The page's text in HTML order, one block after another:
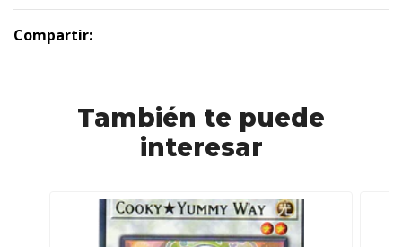
Compartir:
También te puede
interesar